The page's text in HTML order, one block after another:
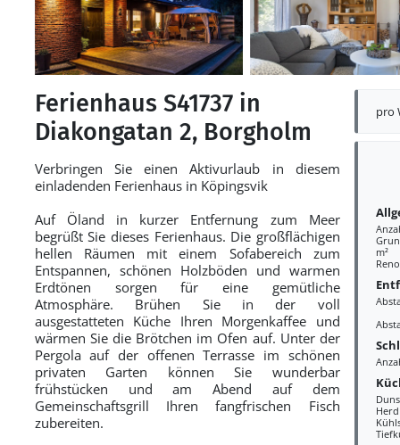
pro
m²
Herd
Ferienhaus S41737 in
Diakongatan 2, Borgholm
Verbringen Sie einen Aktivurlaub in diesem
einladenden Ferienhaus in Köpingsvik
Auf Öland in kurzer Entfernung zum Meer
begrüßt Sie dieses Ferienhaus. Die großflächigen
hellen Räumen mit einem Sofabereich zum
Entspannen, schönen Holzböden und warmen
Erdtönen sorgen für eine gemütliche
Atmosphäre. Brühen Sie in der voll
ausgestatteten Küche Ihren Morgenkaffee und
wärmen Sie die Brötchen im Ofen auf. Unter der
Pergola auf der offenen Terrasse im schönen
privaten Garten können Sie wunderbar
frühstücken und am Abend auf dem
Gemeinschaftsgrill Ihren fangfrischen Fisch
zubereiten.